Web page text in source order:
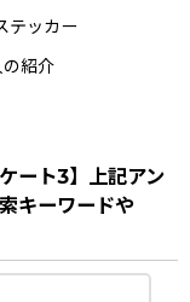
テッカー
の紹介
ート3】上記アン
キーワードや